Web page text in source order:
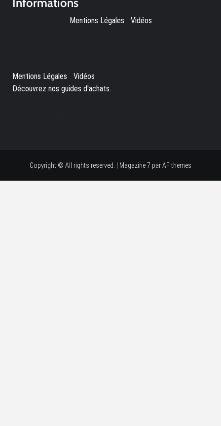
Mentions Légales Vidéos
Mentions Légales Vidéos
Découvrez nos guides d'achats.
Copyright © All rights reserved. Magazine 7 par AF themes